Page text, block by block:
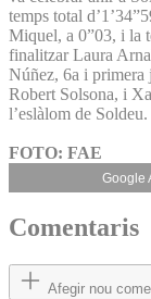
temps total
Miquel, a 0”03, i la
finalitzar Laura
Núñez, 6a i primera
Robert Solsona, i
l’eslàlom de Soldeu.
FOTO: FAE
Google
Comentaris
Afegir nou